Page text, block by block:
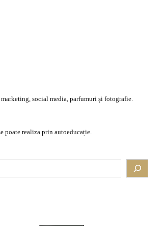
social media, parfumuri și fotografie.
poate realiza prin autoeducație.